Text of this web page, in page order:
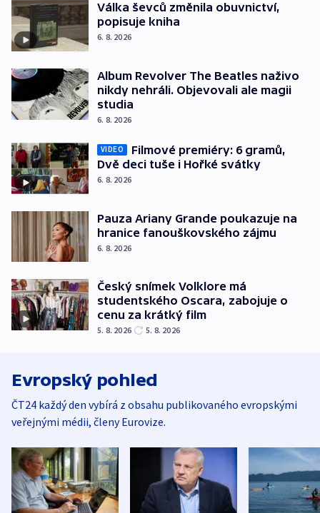
Válka ševců změnila obuvnictví,
popisuje kniha
6. 8. 2026
Album Revolver The Beatles naživo
nikdy nehráli. Objevovali ale magii
studia
6. 8. 2026
VIDEO
Filmové premiéry: 6 gramů,
Dvě deci tuše i Hořké svátky
6. 8. 2026
Pauza Ariany Grande poukazuje na
hranice fanouškovského zájmu
6. 8. 2026
Český snímek Volklore má
studentského Oscara, zabojuje o
cenu za krátký film
5. 8. 2026 5. 8. 2026
Evropský pohled
ČT24 každý den vybírá z obsahu publikovaného evropskými
veřejnými médii, členy Eurovize.